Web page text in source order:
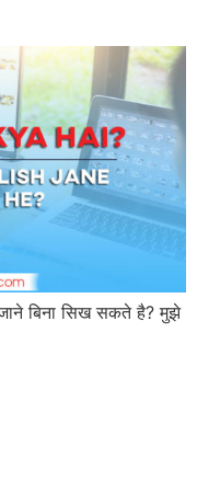
बिना सिख सकते है? मुझे